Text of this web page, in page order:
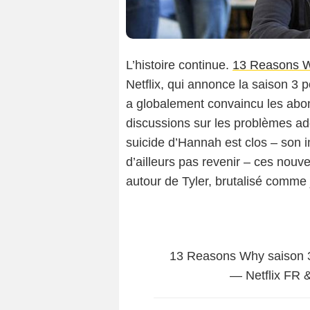
L’histoire continue. 13 Reasons
Netflix, qui annonce la saison 3
a globalement convaincu les
discussions sur les problèmes
suicide d’Hannah est clos – son
d’ailleurs pas revenir – ces
autour de Tyler, brutalisé
13 Reasons Why saison
— Netflix FR